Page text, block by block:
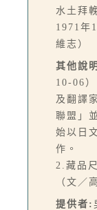
水土拜
1971年
維志）
其他說
10-06
及翻譯
聯盟」
始以日
作。
2.藏品
（文／
提供者: